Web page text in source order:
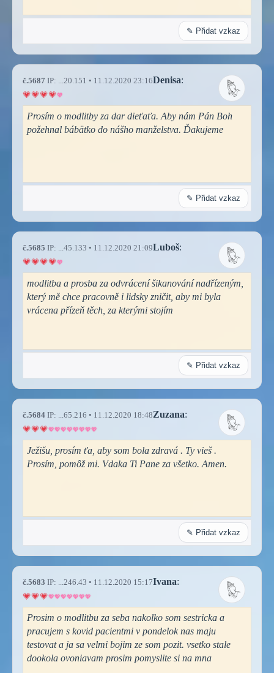
✎ Přidat vzkaz
č.5687 IP: ...20.151 • 11.12.2020 23:16Denisa:
Prosím o modlitby za dar dieťaťa. Aby nám Pán Boh
požehnal bábätko do nášho manželstva. Ďakujeme
✎ Přidat vzkaz
č.5685 IP: ...45.133 • 11.12.2020 21:09Luboš:
modlitba a prosba za odvrácení šikanování nadřízeným,
který mě chce pracovně i lidsky zničit, aby mi byla
vrácena přízeň těch, za kterými stojím
✎ Přidat vzkaz
č.5684 IP: ...65.216 • 11.12.2020 18:48Zuzana:
Ježišu, prosím ťa, aby som bola zdravá . Ty vieš .
Prosím, pomôž mi. Vdaka Ti Pane za všetko. Amen.
✎ Přidat vzkaz
č.5683 IP: ...246.43 • 11.12.2020 15:17Ivana:
Prosim o modlitbu za seba nakolko som sestricka a
pracujem s kovid pacientmi v pondelok nas maju
testovat a ja sa velmi bojim ze som pozit. vsetko stale
dookola ovoniavam prosim pomyslite si na mna